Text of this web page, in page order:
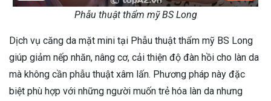
Phẫu thuật thẩm mỹ BS Long
Dịch vụ căng da mặt mini tại Phẫu thuật thẩm mỹ BS Long
giúp giảm nếp nhăn, nâng cơ, cải thiện độ đàn hồi cho làn da
mà không cần phẫu thuật xâm lấn. Phương pháp này đặc
biệt phù hợp với những người muốn trẻ hóa làn da nhưng